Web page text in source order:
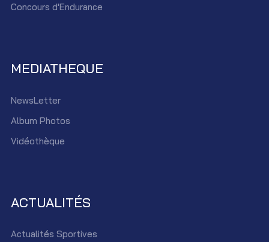
Concours d'Endurance
MEDIATHEQUE
NewsLetter
Album Photos
Vidéothèque
ACTUALITÉS
Actualités Sportives